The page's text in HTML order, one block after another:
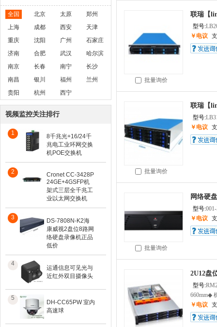
全国 北京 太原
郑州
上海
成都 西安
天津
重庆
沈阳 广州
石家庄
济南
合肥 武汉
哈尔滨
南京
长春 南宁
长沙
南昌
银川 福州
兰州
贵阳
杭州 西宁
视频监控关注排行
1
8千兆光+16/24千
兆电工业环网交换
机POE交换机
2
Cronet CC-3428P
24GE+4GSFP机
架式三层全千兆工
业以太网交换机
3
DS-7808N-K2海
康威视2盘位8路网
络硬盘录像机正品
低价
4
运通信息可见光与
近红外双目摄像头
5
DH-CC65PW 室内
高速球
批量询价
联瑞【
型号:
￥电议
批量询价
联瑞【
型号:
￥电议
批量询价
网络硬
型号:
￥电议
2U12盘
型号:
660mm◆
￥电议